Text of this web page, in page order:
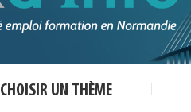
CHOISIR UN THÈME